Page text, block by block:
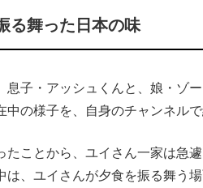
る舞った日本の味
子・アッシュくんと、娘・ゾ
の様子を、自身のチャンネルで
ことから、ユイさん一家は急
、ユイさんが夕食を振る舞う